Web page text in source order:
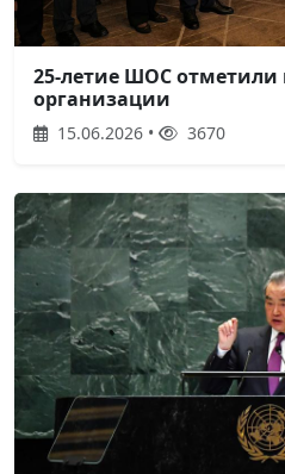
25-летие ШОС отметили
организации
15.06.2026 • 3670